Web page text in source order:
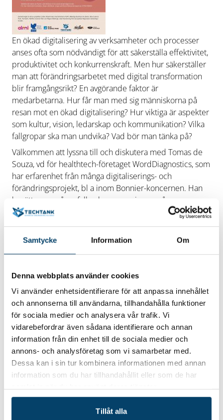
Samtycke Information Om
Denna webbplats använder cookies
Vi använder enhetsidentifierare för att anpassa innehållet
och annonserna till användarna, tillhandahålla funktioner
för sociala medier och analysera vår trafik. Vi
vidarebefordrar även sådana identifierare och annan
information från din enhet till de sociala medier och
annons- och analysföretag som vi samarbetar med.
Dessa kan i sin tur kombinera informationen med annan
information som du har tillhandahållit eller som de har
Tillåt alla
En ökad digitalisering av verksamheter och processer
anses ofta som nödvändigt för att säkerställa effektivitet,
produktivitet och konkurrenskraft. Men hur säkerställer
man att förändringsarbetet med digital transformation
blir framgångsrikt? En avgörande faktor är
medarbetarna. Hur får man med sig människorna på
resan mot en ökad digitalisering? Hur viktiga är aspekter
som kultur, vision, ledarskap och kommunikation? Vilka
fallgropar ska man undvika? Vad bör man tänka på?
Välkommen att lyssna till och diskutera med Tomas de
Souza, vd för healthtech-företaget WordDiagnostics, som
har erfarenhet från många digitaliserings- och
förändringsprojekt, bl a inom Bonnier-koncernen. Han
berättar om några fall och ger oss sin syn på
framgångsfaktorer för att få med sig medarbetarna i
förändringar som handlar om digital transformation.
Evenemanget är del av projektet CoDev tillsammans
med aktörerna ALMI, Blekinge Business Incubator, Blue
Region Blekinge, med finansiering från Europeiska
Anmälan
Anmäl dig härsenast den 7 september. Webbinariet
sänds via Teams. Länk skickas ut via e-post senast dagen
innan. För mer information kontakta: Jörgen Adolfsson,
jorgen.adolfsson@bluesciencepark.se, 0709-918003